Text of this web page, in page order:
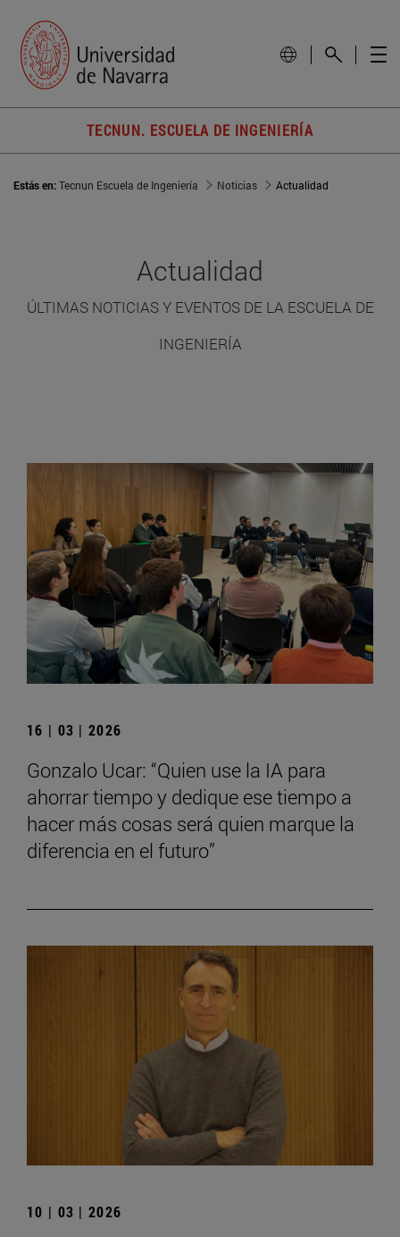
TECNUN. ESCUELA DE INGENIERÍA
Estás en:Tecnun Escuela de Ingeniería Noticias Actualidad
Actualidad
ÚLTIMAS NOTICIAS Y EVENTOS DE LA ESCUELA DE
INGENIERÍA
16 | 03 | 2026
Gonzalo Ucar: “Quien use la IA para
ahorrar tiempo y dedique ese tiempo a
hacer más cosas será quien marque la
diferencia en el futuro”
10 | 03 | 2026